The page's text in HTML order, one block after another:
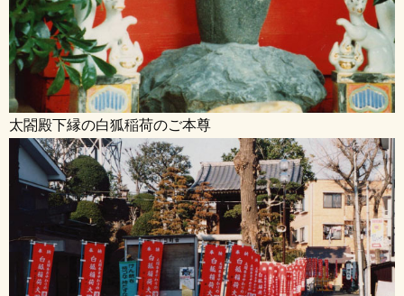
太閤殿下縁の白狐稲荷のご本尊